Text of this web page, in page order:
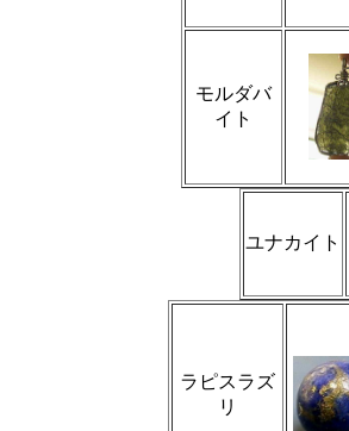
モルダバ
イト
ユナカイト
ラピスラズ
リ